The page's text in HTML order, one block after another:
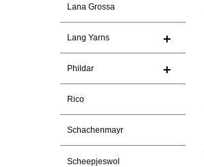
Lana Grossa
Lang Yarns
Phildar
Rico
Schachenmayr
Scheepjeswol
30-7-2026
Christel Vanderlinden
Snelle levering. En prima garen